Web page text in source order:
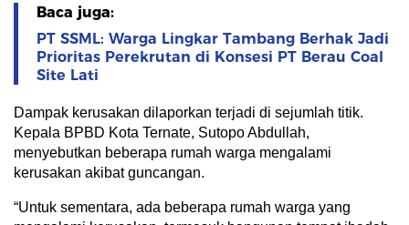
Baca juga:
PT SSML: Warga Lingkar Tambang Berhak Jadi
Prioritas Perekrutan di Konsesi PT Berau Coal
Site Lati
Dampak kerusakan dilaporkan terjadi di sejumlah titik.
Kepala BPBD Kota Ternate, Sutopo Abdullah,
menyebutkan beberapa rumah warga mengalami
kerusakan akibat guncangan.
“Untuk sementara, ada beberapa rumah warga yang